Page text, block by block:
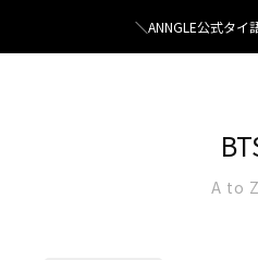
＼ANNGLE公式タイ
A to Z